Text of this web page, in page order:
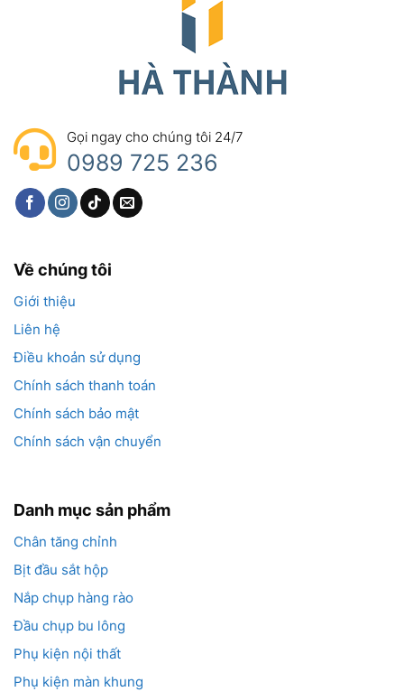
Gọi ngay cho chúng tôi 24/7
0989 725 236
Về chúng tôi
Giới thiệu
Liên hệ
Điều khoản sử dụng
Chính sách thanh toán
Chính sách bảo mật
Chính sách vận chuyển
Danh mục sản phẩm
Chân tăng chỉnh
Bịt đầu sắt hộp
Nắp chụp hàng rào
Đầu chụp bu lông
Phụ kiện nội thất
Phụ kiện màn khung